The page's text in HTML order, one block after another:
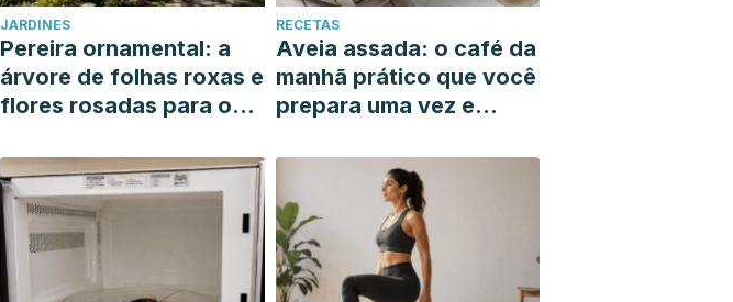
JARDINES
Pereira ornamental: a
árvore de folhas roxas e
flores rosadas para o
RECETAS
Aveia assada: o café da
manhã prático que você
prepara uma vez e
semana